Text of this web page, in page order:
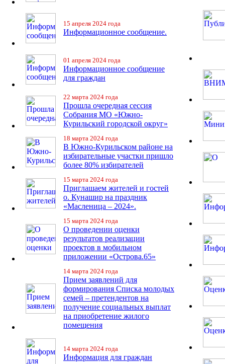
15 апреля 2024 года
Информационное сообщение.
01 апреля 2024 года
Информационное сообщение
для граждан
22 марта 2024 года
Прошла очередная сессия
Собрания МО «Южно-
Курильский городской округ»
18 марта 2024 года
В Южно-Курильском районе на
избирательные участки пришло
более 80% избирателей
15 марта 2024 года
Приглашаем жителей и гостей
о. Кунашир на праздник
«Масленица – 2024».
15 марта 2024 года
О проведении оценки
результатов реализации
проектов в мобильном
приложении «Острова.65»
14 марта 2024 года
Прием заявлений для
формирования Списка молодых
семей – претендентов на
получение социальных выплат
на приобретение жилого
помещения
14 марта 2024 года
Информация для граждан